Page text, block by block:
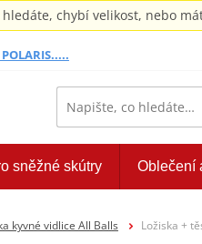
chybí velikost, nebo
sněžné skútry Oblečení
kyvné vidlice All Balls Ložiska +